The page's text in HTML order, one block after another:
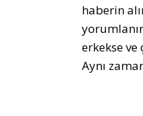
haberin
erkekse
Aynı